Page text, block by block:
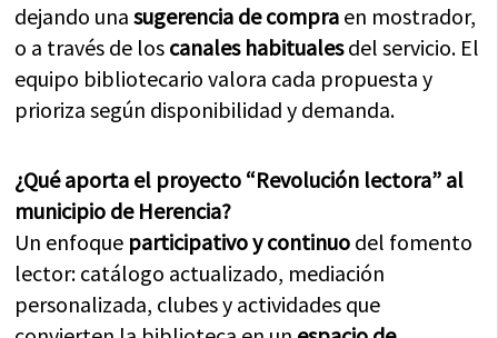
dejando unasugerencia de compra en mostrador,
o a través de los canales habitualesdel servicio. El
equipo bibliotecario valora cada propuesta y
prioriza según disponibilidad y demanda.
¿Qué aporta el proyecto “Revolución lectora” al
municipio de Herencia?
Un enfoque participativo y continuo del fomento
lector: catálogo actualizado, mediación
personalizada, clubes y actividades que